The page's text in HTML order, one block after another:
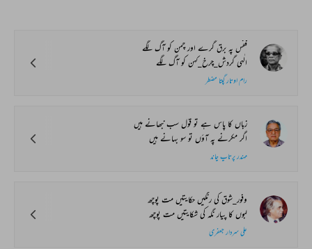
قفس پہ برق گرے اور چمن کو آگ لگے
الٰہی گردش_چرخ_کہن کو آگ لگے
رام اوتار گپتا مضطر
زباں کا پاس ہے تو قول سب نبھانے ہیں
اگر مکرنے پہ آؤں تو سو بہانے ہیں
مہندر پرتاپ چاند
وفور_شوق کی رنگیں حکایتیں مت پوچھ
لبوں کا پیار نگہ کی شکایتیں مت پوچھ
علی سردار جعفری